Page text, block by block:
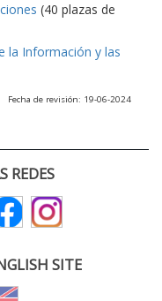
(40 plazas de
la Información y las
Fecha de revisión: 19-06-2024
REDES
SITE